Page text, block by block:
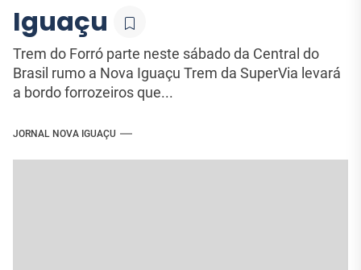
Iguaçu
Trem do Forró parte neste sábado da Central do
Brasil rumo a Nova Iguaçu Trem da SuperVia levará
a bordo forrozeiros que...
JORNAL NOVA IGUAÇU